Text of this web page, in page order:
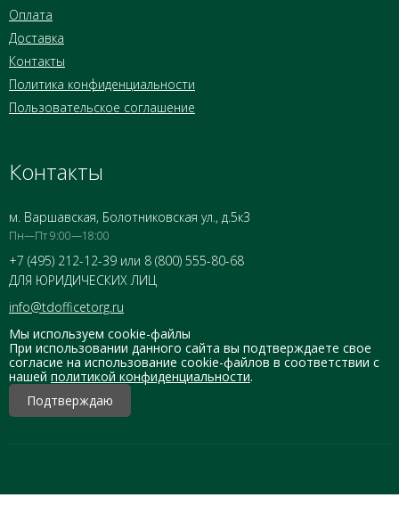
Оплата
Доставка
Контакты
Политика конфиденциальности
Пользовательское соглашение
Контакты
м. Варшавская, Болотниковская ул., д.5к3
Пн—Пт 9:00—18:00
+7 (495) 212-12-39 или 8 (800) 555-80-68
ДЛЯ ЮРИДИЧЕСКИХ ЛИЦ
info@tdofficetorg.ru
Мы используем cookie-файлы
При использовании данного сайта вы подтверждаете свое
согласие на использование cookie-файлов в соответствии с
нашей политикой конфиденциальности.
Подтверждаю